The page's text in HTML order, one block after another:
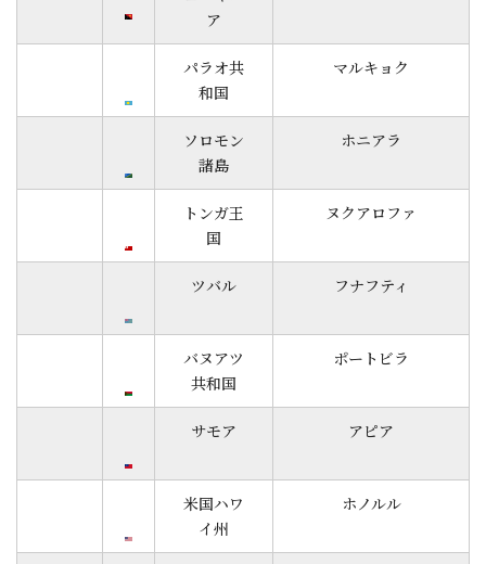
ア
パラオ共
和国
マルキョク
ソロモン
諸島
ホニアラ
トンガ王
国
ヌクアロファ
ツバル フナフティ
バヌアツ
共和国
ポートビラ
サモア アピア
米国ハワ
イ州
ホノルル